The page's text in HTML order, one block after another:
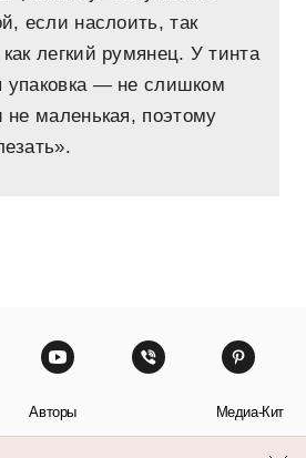
если наслоить, так
легкий румянец. У тинта
упаковка — не слишком
не маленькая, поэтому
Авторы Медиа-Кит